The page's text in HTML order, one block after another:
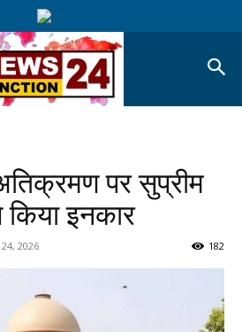
पर सुप्रीम
किया इनकार
2026 182